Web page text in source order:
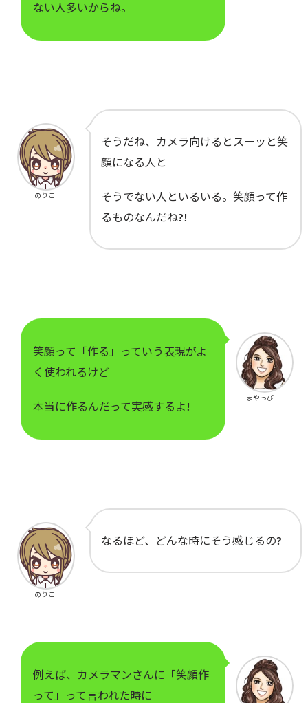
ない人多いからね。
そうだね、カメラ向けるとスーッと笑
顔になる人と
そうでない人といるいる。笑顔って作
るものなんだね?!
のりこ
笑顔って「作る」っていう表現がよ
く使われるけど
本当に作るんだって実感するよ!
まやっぴー
なるほど、どんな時にそう感じるの?
のりこ
例えば、カメラマンさんに「笑顔作
って」って言われた時に